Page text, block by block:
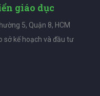
giáo dục
5, Quận 8, HCM
sở kế hoạch và đầu tư